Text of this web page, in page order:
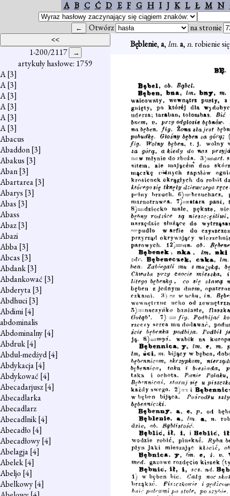
A B C Ć D E F G H I J K L Ł M N
Otwórz na stronie
1-200/2117
artykuły hasłowe: 1759
A[3]
A[3]
A[3]
A[3]
A[3]
A[3]
Abacus
Abaddon[3]
Abakus [3]
Aban[3]
Abartarea[3]
Abarys [3]
Abas [3]
Abass
Abaz[3]
Abazi
Abba[3]
Abcas [3]
Abdank[3]
Abdankować [3]
Abderyta[3]
Abdhuci[3]
Abdimi[4]
abdominalis
Abdominalny[4]
Abdruk[4]
Abdul-medżyd[4]
Abdykacja[4]
Abdykować [4]
Abecadarjusz[4]
Abecadlarka
Abecadlarz
Abecadlnik[4]
Abecadło [4]
Abecadłowy[4]
Abelagja[4]
Abelek[4]
Abeljo [4]
Abelkowy[4]
Bęblenie,a,lm.a,n. robienie